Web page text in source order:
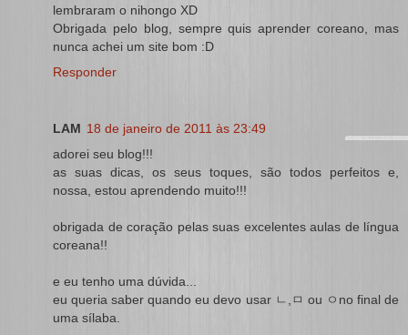
lembraram o nihongo XD
Obrigada pelo blog, sempre quis aprender coreano, mas
nunca achei um site bom :D
Responder
LAM 18 de janeiro de 2011 às 23:49
adorei seu blog!!!
as suas dicas, os seus toques, são todos perfeitos e,
nossa, estou aprendendo muito!!!
obrigada de coração pelas suas excelentes aulas de língua
coreana!!
e eu tenho uma dúvida...
eu queria saber quando eu devo usar ㄴ,ㅁ ou ㅇno final de
uma sílaba.